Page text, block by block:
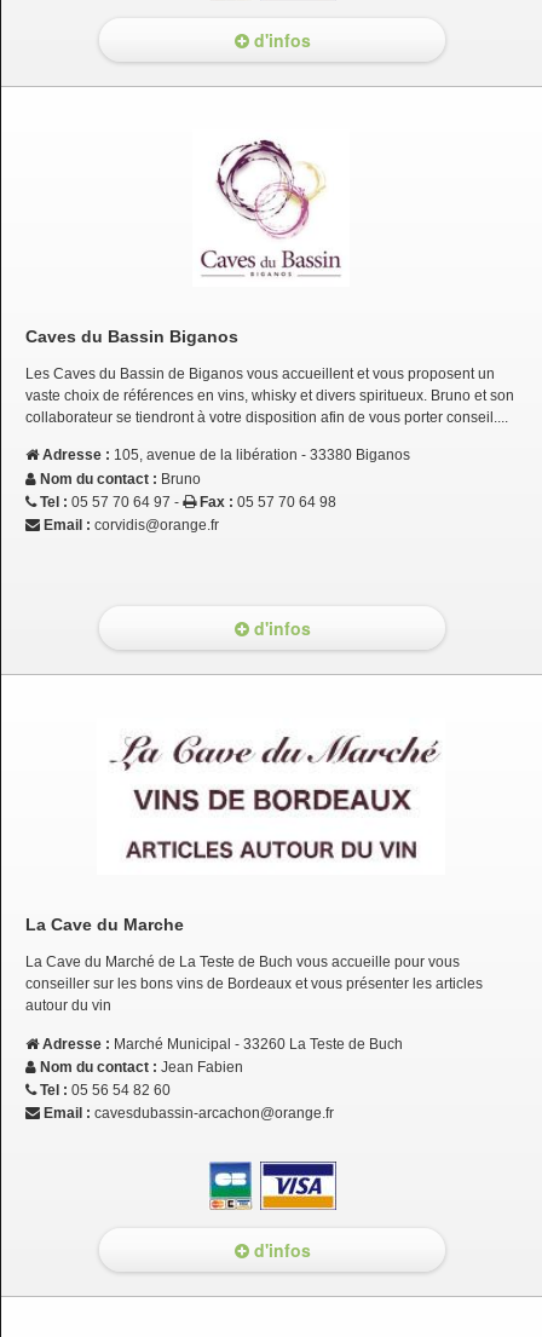
d'infos
Caves du Bassin Biganos
Les Caves du Bassin de Biganos vous accueillent et vous proposent un
vaste choix de références en vins, whisky et divers spiritueux. Bruno et son
collaborateur se tiendront à votre disposition afin de vous porter conseil....
Adresse : 105, avenue de la libération - 33380 Biganos
Nom du contact : Bruno
Tel : 05 57 70 64 97 - Fax : 05 57 70 64 98
Email : corvidis@orange.fr
d'infos
La Cave du Marche
La Cave du Marché de La Teste de Buch vous accueille pour vous
conseiller sur les bons vins de Bordeaux et vous présenter les articles
autour du vin
Adresse : Marché Municipal - 33260 La Teste de Buch
Nom du contact : Jean Fabien
Tel : 05 56 54 82 60
Email : cavesdubassin-arcachon@orange.fr
d'infos